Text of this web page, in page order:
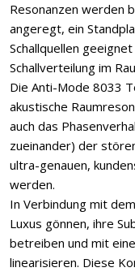
Resonanzen werden
angeregt, ein
Schallquellen
Schallverteilung im
Die Anti-Mode 8033
akustische
auch das
zueinander) der
ultra-genauen,
werden.
In Verbindung mit
Luxus gönnen, ihre
betreiben und mit
linearisieren. Diese